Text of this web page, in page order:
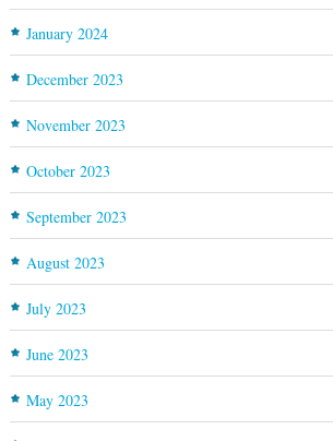
January 2024
December 2023
November 2023
October 2023
September 2023
August 2023
July 2023
June 2023
May 2023